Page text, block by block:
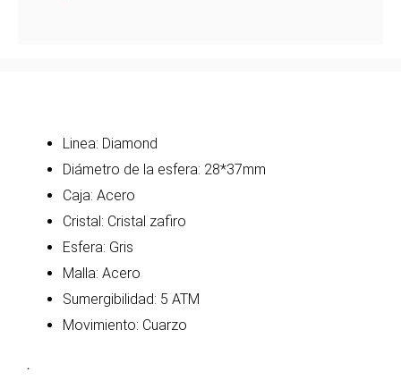
Linea: Diamond
Diámetro de la esfera: 28*37mm
Caja: Acero
Cristal: Cristal zafiro
Esfera: Gris
Malla: Acero
Sumergibilidad: 5 ATM
Movimiento: Cuarzo
.